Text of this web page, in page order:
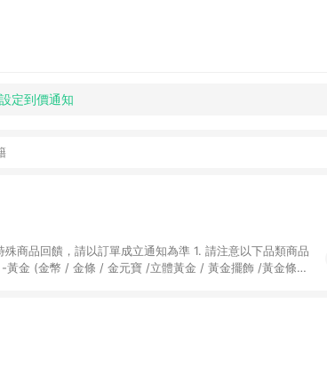
設定到價通知
以訂單成立通知為準 1. 請注意以下品類商品
金 (金幣 / 金條 / 金元寶 /立體黃金 / 黃金擺飾 /黃金條
示「商店」及顯示商店名稱者(指定活動店家除外) 3. 訂